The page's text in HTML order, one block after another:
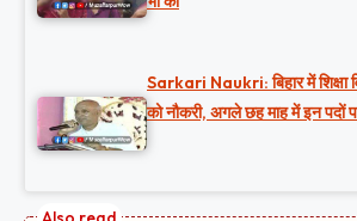
Sarkari Naukri: बिहार में शिक्षा
को नौकरी, अगले छह माह में इन पदों